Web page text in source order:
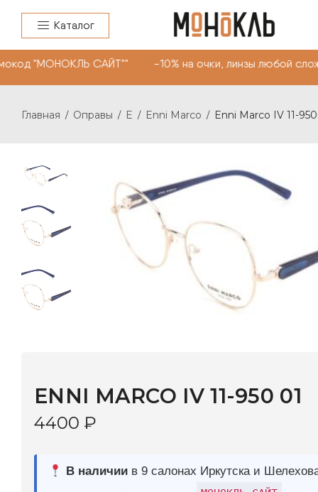
Каталог
"МОНОКЛЬ САЙТ"" -10% на очки, линзы любой
Главная / Оправы / E / Enni Marco / Enni Marco IV 11-
В наличии в 9 салонах Иркутска и Шелехова |
3–5 дней |